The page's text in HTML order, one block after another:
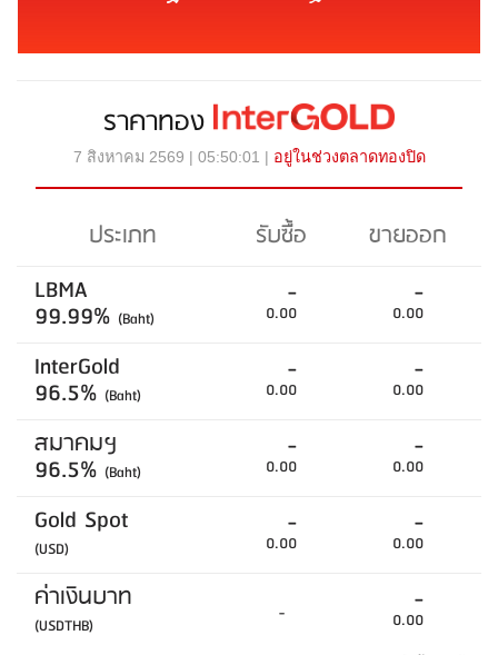
ราคาทอง
7 สิงหาคม 2569 | 05:50:01 | อยู่ในช่วงตลาดทองปิด
ประเภท รับซื้อ
ขายออก
LBMA
99.99% (Baht)
-
0.00
-
0.00
InterGold
96.5% (Baht)
-
0.00
-
0.00
สมาคมฯ
96.5% (Baht)
-
0.00
-
0.00
Gold Spot
(USD)
-
0.00
-
0.00
ค่าเงินบาท
(USDTHB) - -
0.00